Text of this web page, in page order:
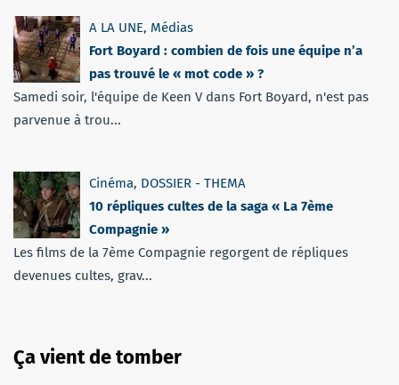
A LA UNE, Médias
Fort Boyard : combien de fois une équipe n’a
pas trouvé le « mot code » ?
Samedi soir, l'équipe de Keen V dans Fort Boyard, n'est pas
parvenue à trou...
Cinéma, DOSSIER - THEMA
10 répliques cultes de la saga « La 7ème
Compagnie »
Les films de la 7ème Compagnie regorgent de répliques
devenues cultes, grav...
Ça vient de tomber